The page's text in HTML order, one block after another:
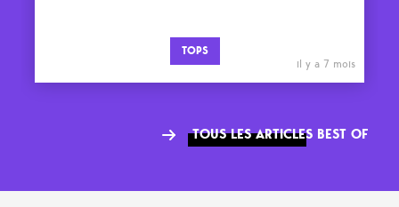
TOPS
il y a 7 mois
TOUS LES ARTICLES BEST OF